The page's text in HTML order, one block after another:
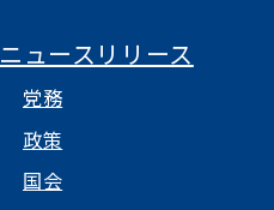
ニュースリリース
党務
政策
国会